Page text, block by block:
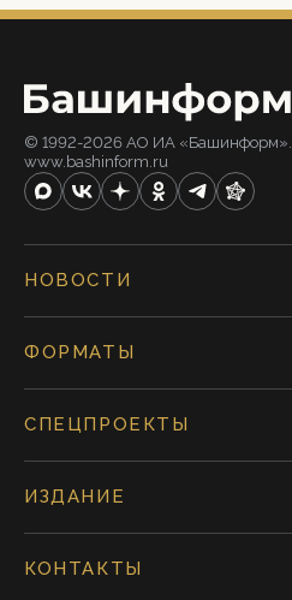
© 1992-2026 АО ИА «Башинформ».
www.bashinform.ru
НОВОСТИ
ФОРМАТЫ
СПЕЦПРОЕКТЫ
ИЗДАНИЕ
КОНТАКТЫ